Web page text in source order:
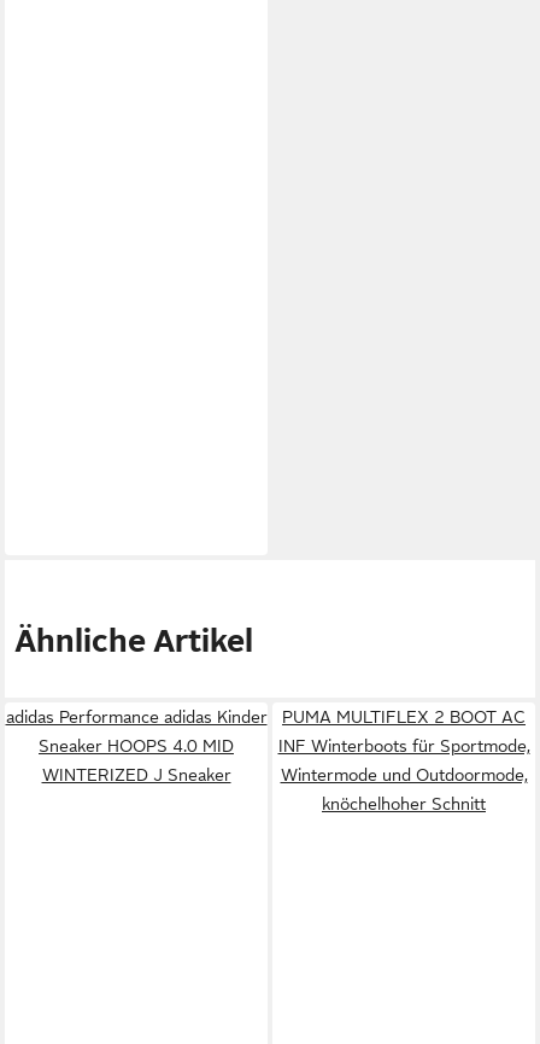
Ähnliche Artikel
adidas Performance adidas Kinder
Sneaker HOOPS 4.0 MID
WINTERIZED J Sneaker
PUMA MULTIFLEX 2 BOOT AC
INF Winterboots für Sportmode,
Wintermode und Outdoormode,
knöchelhoher Schnitt